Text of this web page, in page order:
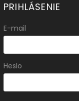
PRIHLÁSENIE
E-mail
Heslo